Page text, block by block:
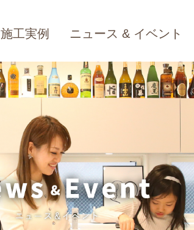
施工実例 ニュース & イベント